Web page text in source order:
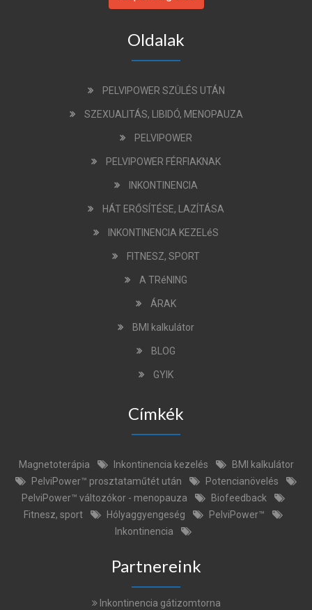
Oldalak
PELVIPOWER SZÜLÉS UTÁN
SZEXUALITÁS, LIBIDÓ, MENOPAUZA
PELVIPOWER
PELVIPOWER FÉRFIAKNAK
INKONTINENCIA
HÁT ERŐSÍTÉSE, LAZÍTÁSA
INKONTINENCIA KEZELéS
FITNESZ, SPORT
A TRéNING
ÁRAK
BMI kalkulátor
BLOG
GYIK
Címkék
Magnetoterápia Inkontinencia kezelés
BMI kalkulátor
PelviPower™ prosztataműtét után
Potencianövelés
PelviPower™ változókor - menopauza
Biofeedback
Fitnesz, sport
Hólyaggyengeség
PelviPower™
Inkontinencia
Partnereink
Inkontinencia gátizomtorna